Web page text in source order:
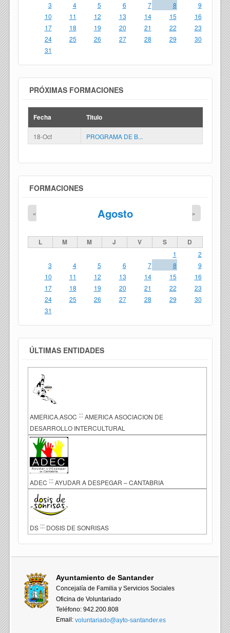
3
4 5 6 7 8
9
10
11 12 13 14 15
16
17
18 19 20 21 22
23
24
25 26 27 28 29
30
31
PRÓXIMAS FORMACIONES
Fecha Titulo
18-Oct PROGRAMA DE B...
FORMACIONES
Agosto
« »
L M M J V S D
1
2
3
4 5 6 7 8
9
10
11 12 13 14 15
16
17
18 19 20 21 22
23
24
25 26 27 28 29
30
31
ÚLTIMAS ENTIDADES
AMERICA.ASOC ::: AMERICA ASOCIACION DE
DESARROLLO INTERCULTURAL
ADEC ::: AYUDAR A DESPEGAR – CANTABRIA
DS ::: DOSIS DE SONRISAS
Ayuntamiento de Santander
Concejalía de Familia y Servicios Sociales
Oficina de Voluntariado
Teléfono: 942.200.808
Email:voluntariado@ayto-santander.es